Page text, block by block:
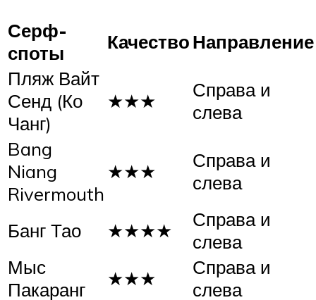
Серф-
споты
КачествоНаправление
Пляж Вайт
Сенд (Ко
Чанг)
★★★
Справа и
слева
Bang
Niang
Rivermouth
★★★
Справа и
слева
Банг Тао ★★★★
Справа и
слева
Мыс
Пакаранг
★★★
Справа и
слева